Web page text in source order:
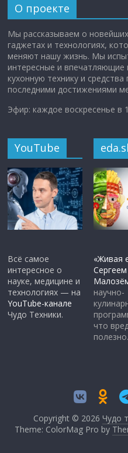
О проекте
Мы рассказываем о
гаджетах и технологиях,
меняют нашу жизнь. Мы
интересные и
кухонную технику и
последними достижениями
Эфир: каждое воскресенье в
YouTube
Всё самое
интересное о
науке, медицине и
технологиях — на
YouTube-канале
Чудо Техники.
«Живая
Сергеем
научно-
что
полезно.
Copyright © 2026 Чудо
Theme: ColorMag Pro by